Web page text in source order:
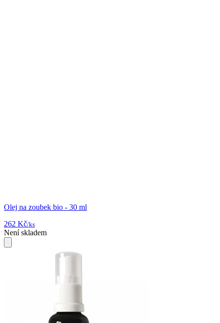
Olej na zoubek bio - 30 ml
262 Kč/ks
Není skladem